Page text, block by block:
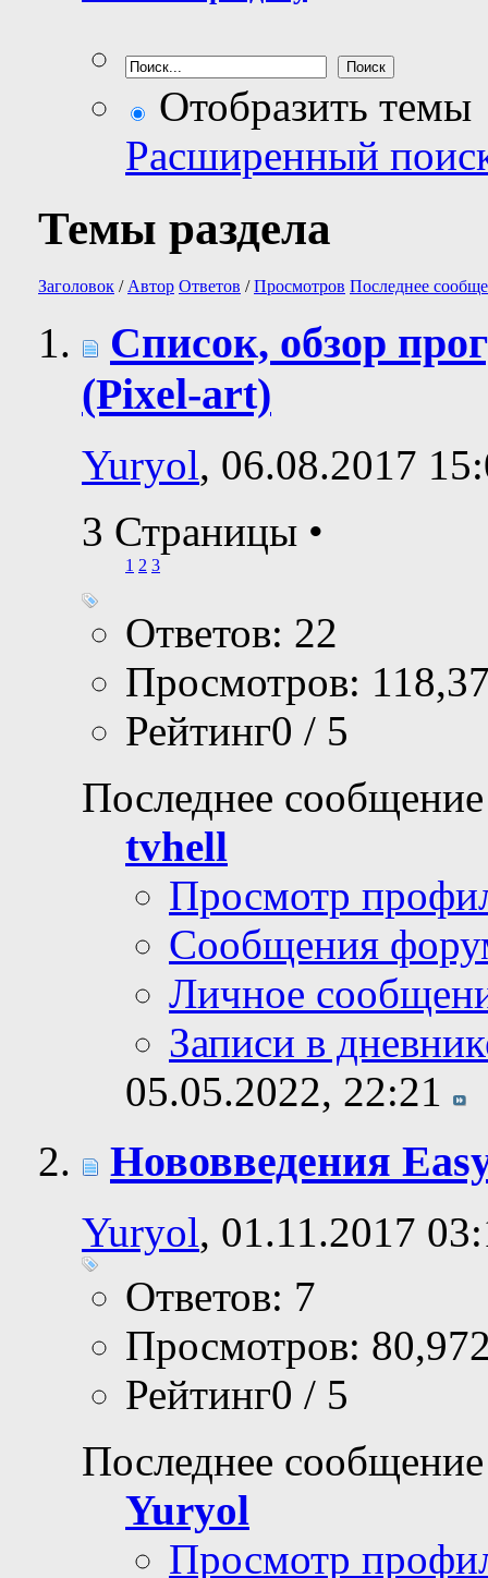
Отобразить темы
Расширенный
Темы раздела
Заголовок / Автор Ответов /Просмотров Последнее
Список, обзор
(Pixel-art)
Yuryol, 06.08.2017
3 Страницы •
1 2 3
Ответов: 22
Просмотров:
Рейтинг0 / 5
Последнее
tvhell
Просмотр
Сообщения
Личное
Записи в
05.05.2022, 22:21
Нововведения
Yuryol, 01.11.2017
Ответов: 7
Просмотров:
Рейтинг0 / 5
Последнее
Yuryol
Просмотр